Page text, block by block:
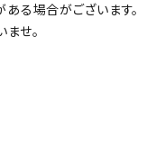
る場合がございます。
せ。